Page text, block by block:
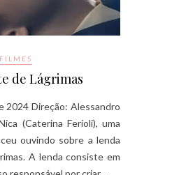
FILMES
de Lágrimas
2024 Direção: Alessandro
(Caterina Ferioli), uma
ouvindo sobre a lenda
A lenda consiste em